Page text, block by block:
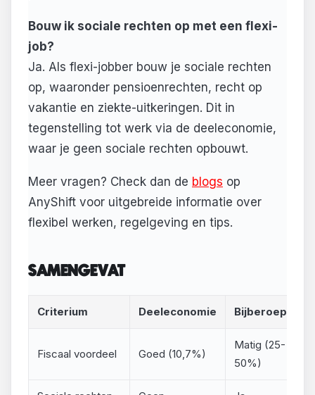
Bouw ik sociale rechten op met een flexi-
job?
Ja. Als flexi-jobber bouw je sociale rechten
op, waaronder pensioenrechten, recht op
vakantie en ziekte-uitkeringen. Dit in
tegenstelling tot werk via de deeleconomie,
waar je geen sociale rechten opbouwt.
Meer vragen? Check dan de blogs op
AnyShift voor uitgebreide informatie over
flexibel werken, regelgeving en tips.
SAMENGEVAT
Criterium Deeleconomie Bijberoep
Fiscaal voordeel Goed (10,7%)
Matig (25-
50%)